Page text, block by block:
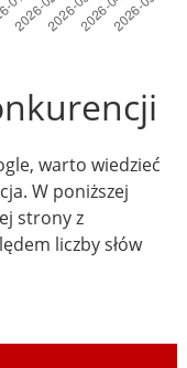
warto wiedzieć
W poniższej
strony z
liczby słów